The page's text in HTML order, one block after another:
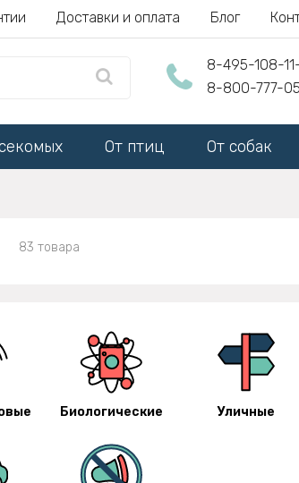
Доставки и оплата Блог
8-495-108-
8-800-777-
От птиц От собак
83 товара
Биологические Уличные